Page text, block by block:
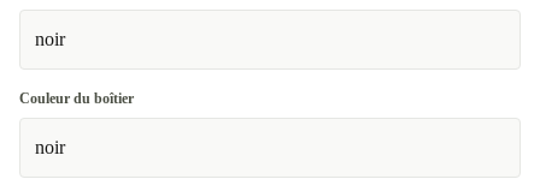
noir
Couleur du boîtier
noir